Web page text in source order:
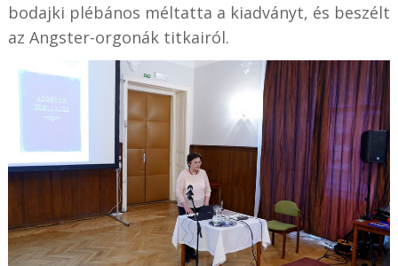
bodajki plébános méltatta a kiadványt, és beszélt
az Angster-orgonák titkairól.